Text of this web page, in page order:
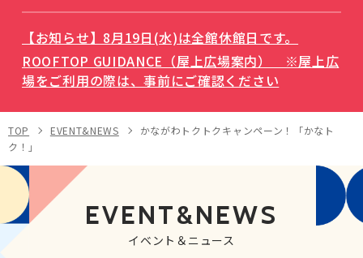
【お知らせ】8月19日(水)は全館休館日です。
ROOFTOP GUIDANCE（屋上広場案内） ※屋上広
場をご利用の際は、事前にご確認ください
TOP EVENT&NEWS
かながわトクトクキャンペーン！「かなト
ク！」
EVENT&NEWS
イベント＆ニュース